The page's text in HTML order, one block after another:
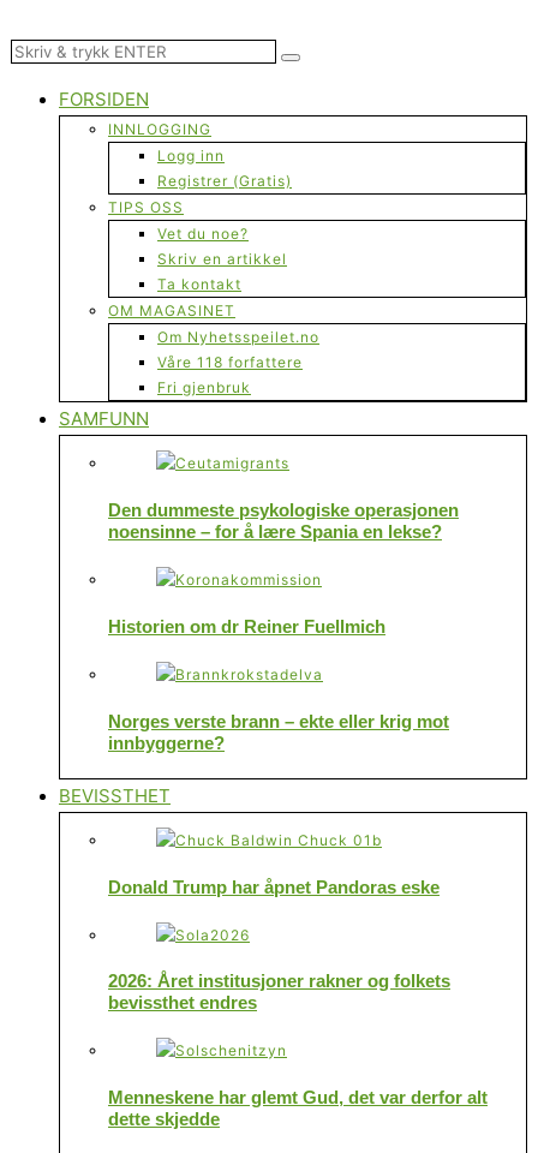
FORSIDEN
INNLOGGING
Logg inn
Registrer (Gratis)
TIPS OSS
Vet du noe?
Skriv en artikkel
Ta kontakt
OM MAGASINET
Om Nyhetsspeilet.no
Våre 118 forfattere
Fri gjenbruk
SAMFUNN
Den dummeste psykologiske operasjonen
noensinne – for å lære Spania en lekse?
Historien om dr Reiner Fuellmich
Norges verste brann – ekte eller krig mot
innbyggerne?
BEVISSTHET
Donald Trump har åpnet Pandoras eske
2026: Året institusjoner rakner og folkets
bevissthet endres
Menneskene har glemt Gud, det var derfor alt
dette skjedde